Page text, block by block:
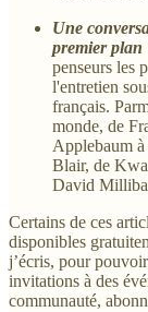
Une
premier plan
penseurs les
l'entretien
français.
monde, de
Applebaum
Blair, de
David
Certains de ces
disponibles
j’écris, pour
invitations à des
communauté,